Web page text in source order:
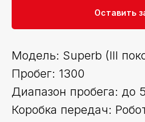
Оставить
Модель: Superb (III
Пробег: 1300
Диапазон пробега: до
Коробка передач: